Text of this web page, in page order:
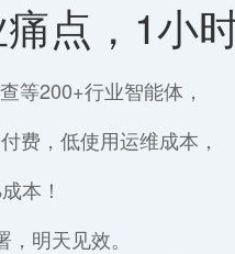
点，1小
等200+行业智能体，
费，低使用运维成本，
本！
明天见效。